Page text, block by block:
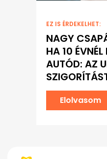
EZ IS ÉRDEKELHET:
NAGY
HA 10
AUTÓD: AZ
Elolvasom